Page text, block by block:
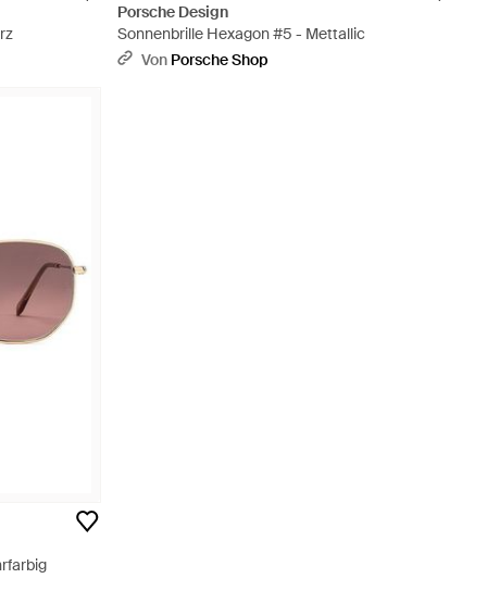
Porsche Design
Sonnenbrille Hexagon #5 - Mettallic
Von Porsche Shop